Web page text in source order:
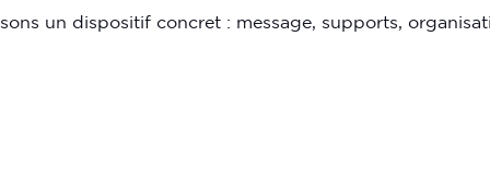
un dispositif concret : message, supports,